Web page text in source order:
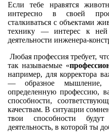
Если тебе нравятся
интересно в своей
сталкиваться с объектами
технику — интерес к ней
деятельности инженера-
Любая профессия требует,
так называемые «
например, для корректора
— образное мышление,
определенную профессию,
способности,
качествам. В ситуации
твои способности будут
деятельность, в которой ты